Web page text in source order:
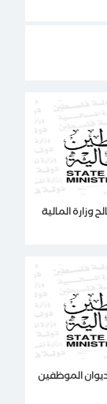
ديوان الموظفين